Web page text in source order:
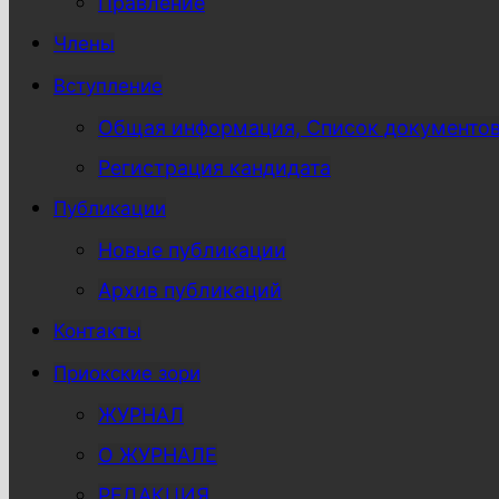
Члены
Вступление
Общая информация, Список
Регистрация кандидата
Публикации
Новые публикации
Архив публикаций
Контакты
Приокские зори
ЖУРНАЛ
О ЖУРНАЛЕ